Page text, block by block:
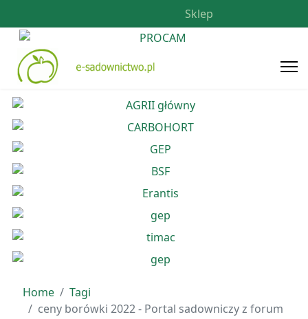
Sklep
Home
Tagi
ceny borówki 2022 - Portal sadowniczy z forum